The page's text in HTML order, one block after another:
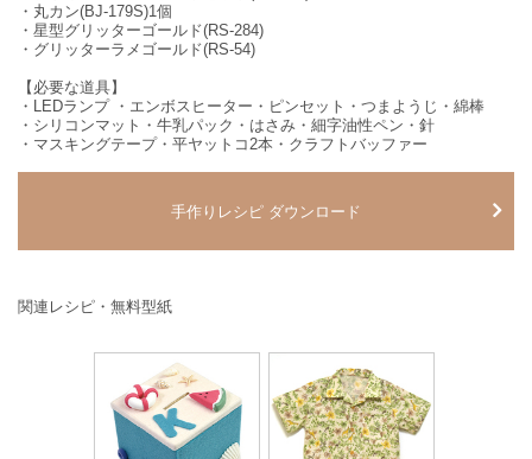
・丸カン(BJ-179S)1個
・星型グリッターゴールド(RS-284)
・グリッターラメゴールド(RS-54)
【必要な道具】
・LEDランプ ・エンボスヒーター・ピンセット・つまようじ・綿棒
・シリコンマット・牛乳パック・はさみ・細字油性ペン・針
・マスキングテープ・平ヤットコ2本・クラフトバッファー
手作りレシピ ダウンロード
関連レシピ・無料型紙